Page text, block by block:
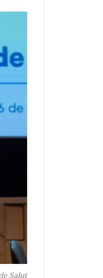
Salut